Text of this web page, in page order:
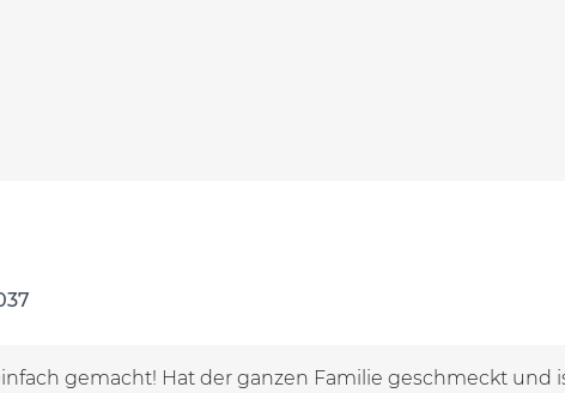
gemacht! Hat der ganzen Familie geschmeckt und